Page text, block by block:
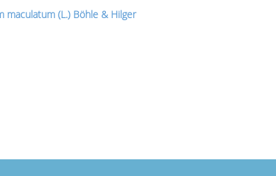
maculatum (L.) Böhle & Hilger